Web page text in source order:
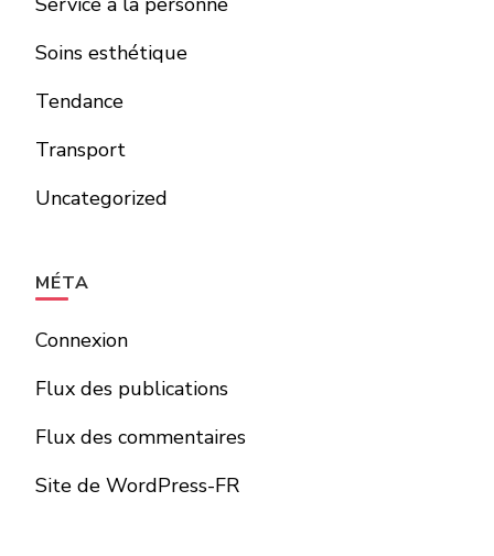
Soins esthétique
Tendance
Transport
Uncategorized
MÉTA
Connexion
Flux des publications
Flux des commentaires
Site de WordPress-FR